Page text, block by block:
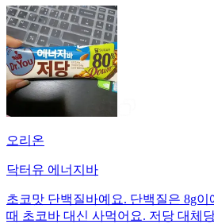
오리온
닥터유 에너지바
초코맛 단백질바예요. 단백질은 8g
때 초코바 대신 사먹어요. 저당 대체